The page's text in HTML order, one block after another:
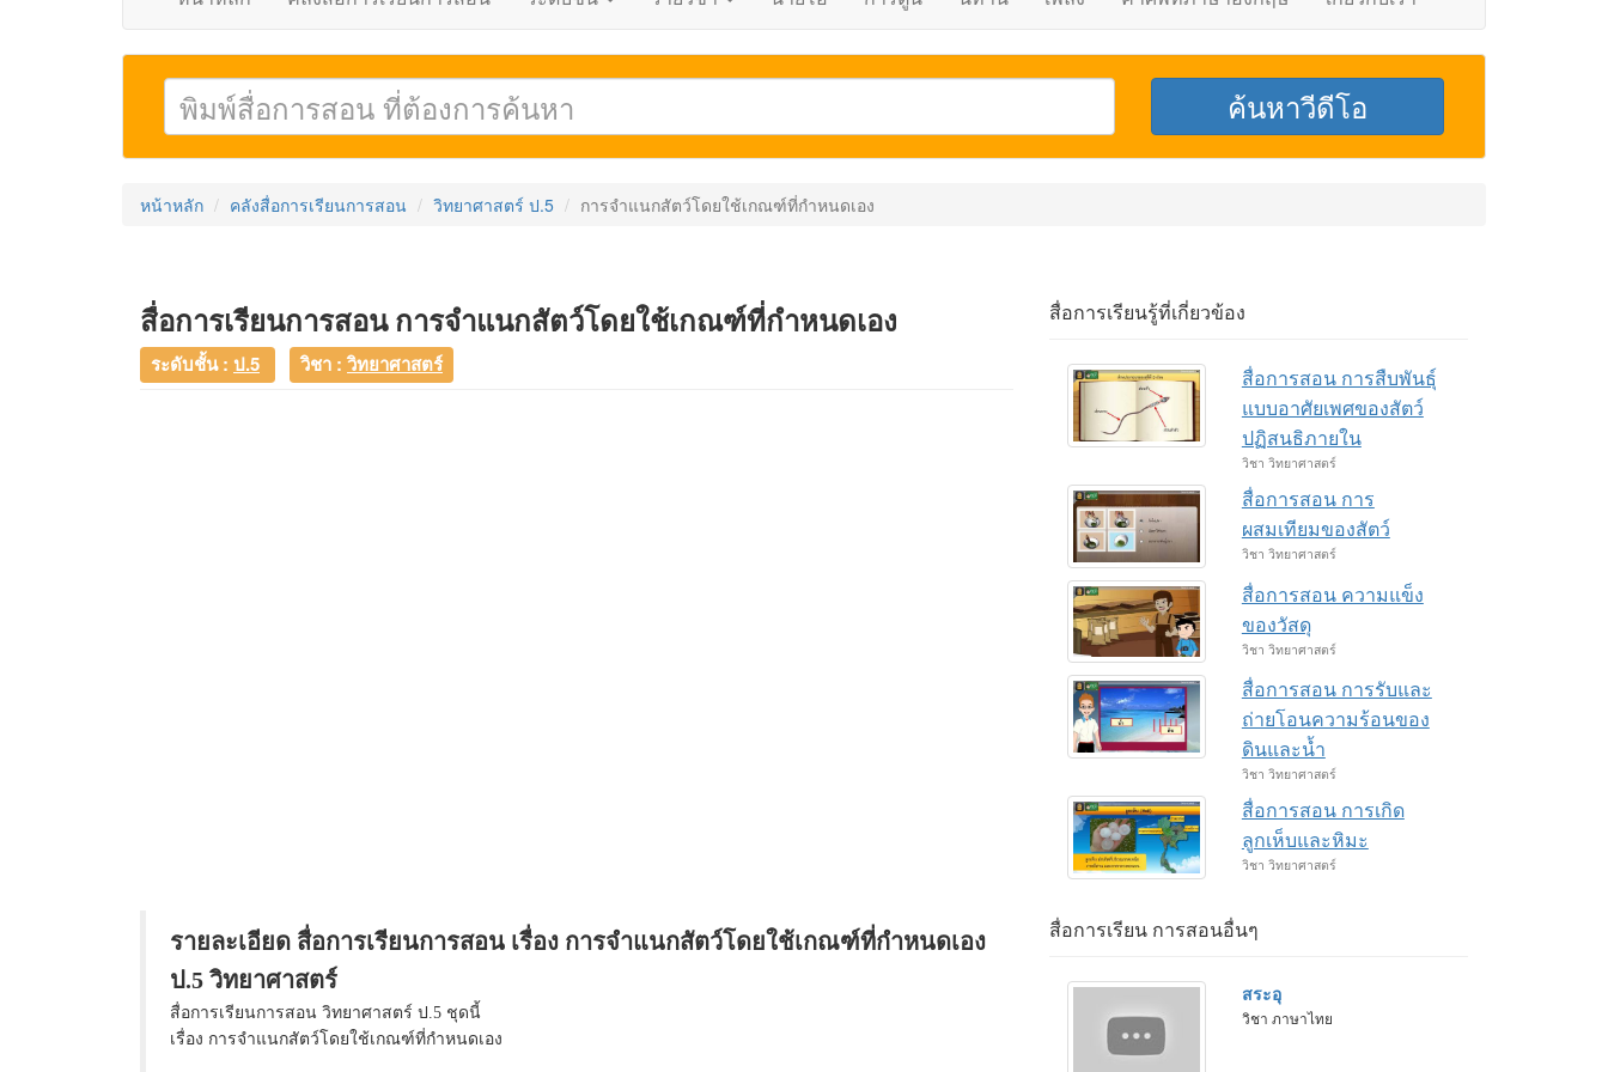
หน้าหลัก คลังสื่อการเรียนการสอน วิทยาศาสตร์ ป.5 การจำแนกสัตว์โดยใช้เกณฑ์ที่กำหนดเอง
สื่อการเรียนการสอน การจำแนกสัตว์โดยใช้เกณฑ์ที่กำหนดเอง
ระดับชั้น : ป.5 วิชา :วิทยาศาสตร์
รายละเอียด สื่อการเรียนการสอน เรื่อง การจำแนกสัตว์โดยใช้เกณฑ์ที่กำหนดเอง
ป.5 วิทยาศาสตร์
สื่อการเรียนการสอน วิทยาศาสตร์ ป.5 ชุดนี้
เรื่อง การจำแนกสัตว์โดยใช้เกณฑ์ที่กำหนดเอง
สื่อการเรียนรู้ที่เกี่ยวข้อง
สื่อการสอน การสืบพันธุ์
แบบอาศัยเพศของสัตว์
ปฏิสนธิภายใน
วิชา วิทยาศาสตร์
สื่อการสอน การ
ผสมเทียมของสัตว์
วิชา วิทยาศาสตร์
สื่อการสอน ความแข็ง
ของวัสดุ
วิชา วิทยาศาสตร์
สื่อการสอน การรับและ
ถ่ายโอนความร้อนของ
ดินและน้ำ
วิชา วิทยาศาสตร์
สื่อการสอน การเกิด
ลูกเห็บและหิมะ
วิชา วิทยาศาสตร์
สื่อการเรียน การสอนอื่นๆ
สระอุ
วิชา ภาษาไทย